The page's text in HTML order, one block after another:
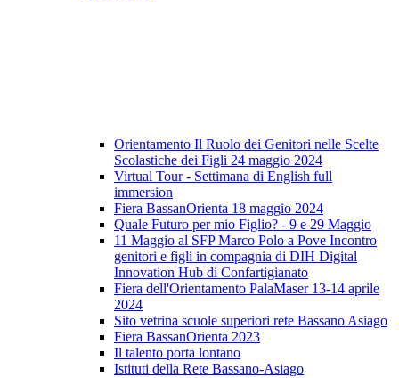
Orientamento Il Ruolo dei Genitori nelle Scelte
Scolastiche dei Figli 24 maggio 2024
Virtual Tour - Settimana di English full
immersion
Fiera BassanOrienta 18 maggio 2024
Quale Futuro per mio Figlio? - 9 e 29 Maggio
11 Maggio al SFP Marco Polo a Pove Incontro
genitori e figli in compagnia di DIH Digital
Innovation Hub di Confartigianato
Fiera dell'Orientamento PalaMaser 13-14 aprile
2024
Sito vetrina scuole superiori rete Bassano Asiago
Fiera BassanOrienta 2023
Il talento porta lontano
Istituti della Rete Bassano-Asiago